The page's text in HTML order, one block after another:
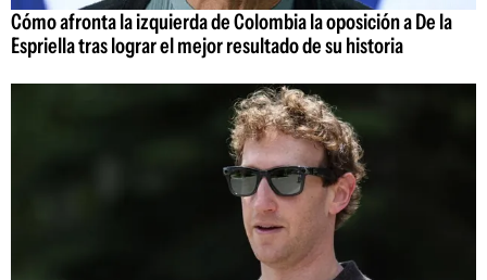
Cómo afronta la izquierda de Colombia la oposición a De la
Espriella tras lograr el mejor resultado de su historia